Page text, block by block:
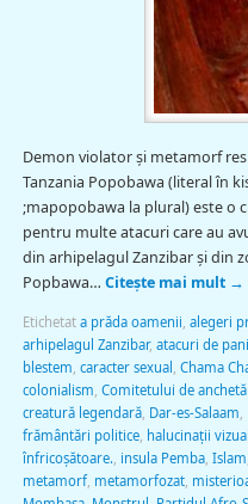
Demon violator şi metamorf
Tanzania Popobawa (literal în
;mapopobawa la plural) este o
pentru multe atacuri care au
din arhipelagul Zanzibar şi din
Popbawa… Citește mai mult →
Etichetat a prăda oamenii alegeri
arhipelagul Zanzibar, atacuri de
blestem caracter sexual Chama
colonialism Comitetului de
creatură legendară, Dar-es-Salaam
frământări politice, halucinaţii
înfricoşătoare. insula Pemba, Islam
metamorf, metamorfozat,